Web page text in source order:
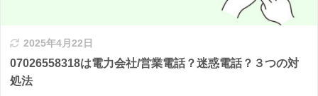
2025年4月22日
07026558318は電力会社/営業電話？迷惑電話？３つの対
処法